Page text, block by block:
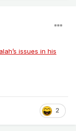
issues in his
2